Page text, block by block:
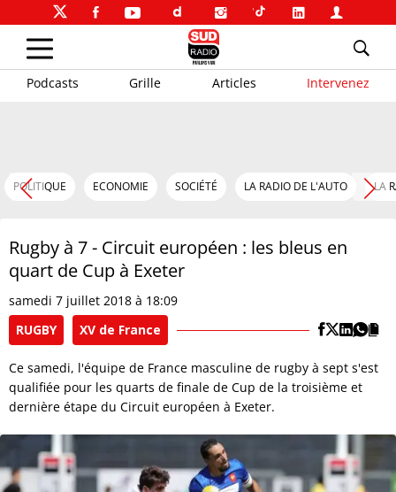
Podcasts Grille Articles Intervenez
POLITIQUE ECONOMIE SOCIÉTÉ LA RADIO DE L'AUTO LA
Rugby à 7 - Circuit européen : les bleus en
quart de Cup à Exeter
samedi 7 juillet 2018 à 18:09
RUGBY
XV de France
Ce samedi, l'équipe de France masculine de rugby à sept s'est
qualifiée pour les quarts de finale de Cup de la troisième et
dernière étape du Circuit européen à Exeter.